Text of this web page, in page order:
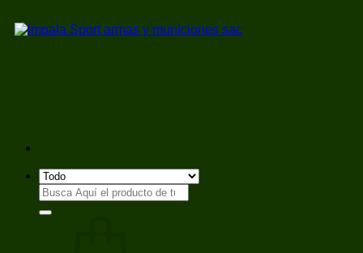
al
Buscar
por: